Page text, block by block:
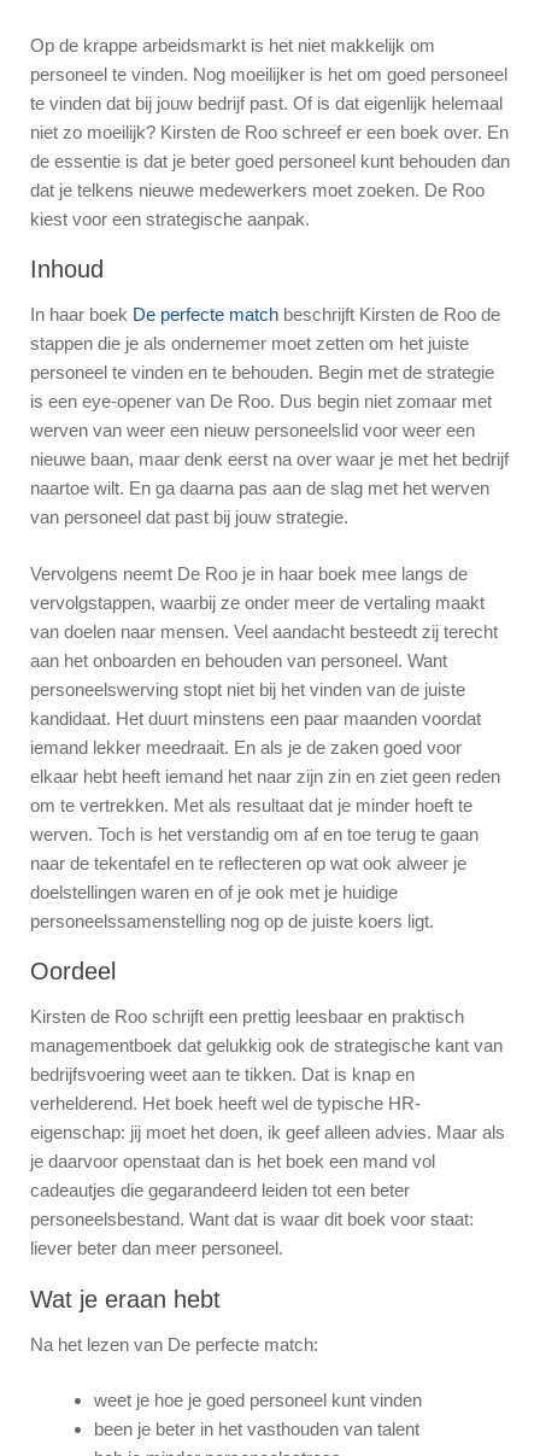
Op de krappe arbeidsmarkt is het niet makkelijk om
personeel te vinden. Nog moeilijker is het om goed personeel
te vinden dat bij jouw bedrijf past. Of is dat eigenlijk helemaal
niet zo moeilijk? Kirsten de Roo schreef er een boek over. En
de essentie is dat je beter goed personeel kunt behouden dan
dat je telkens nieuwe medewerkers moet zoeken. De Roo
kiest voor een strategische aanpak.
Inhoud
In haar boek De perfecte match beschrijft Kirsten de Roo de
stappen die je als ondernemer moet zetten om het juiste
personeel te vinden en te behouden. Begin met de strategie
is een eye-opener van De Roo. Dus begin niet zomaar met
werven van weer een nieuw personeelslid voor weer een
nieuwe baan, maar denk eerst na over waar je met het bedrijf
naartoe wilt. En ga daarna pas aan de slag met het werven
van personeel dat past bij jouw strategie.
Vervolgens neemt De Roo je in haar boek mee langs de
vervolgstappen, waarbij ze onder meer de vertaling maakt
van doelen naar mensen. Veel aandacht besteedt zij terecht
aan het onboarden en behouden van personeel. Want
personeelswerving stopt niet bij het vinden van de juiste
kandidaat. Het duurt minstens een paar maanden voordat
iemand lekker meedraait. En als je de zaken goed voor
elkaar hebt heeft iemand het naar zijn zin en ziet geen reden
om te vertrekken. Met als resultaat dat je minder hoeft te
werven. Toch is het verstandig om af en toe terug te gaan
naar de tekentafel en te reflecteren op wat ook alweer je
doelstellingen waren en of je ook met je huidige
personeelssamenstelling nog op de juiste koers ligt.
Oordeel
Kirsten de Roo schrijft een prettig leesbaar en praktisch
managementboek dat gelukkig ook de strategische kant van
bedrijfsvoering weet aan te tikken. Dat is knap en
verhelderend. Het boek heeft wel de typische HR-
eigenschap: jij moet het doen, ik geef alleen advies. Maar als
je daarvoor openstaat dan is het boek een mand vol
cadeautjes die gegarandeerd leiden tot een beter
personeelsbestand. Want dat is waar dit boek voor staat:
liever beter dan meer personeel.
Wat je eraan hebt
Na het lezen van De perfecte match:
weet je hoe je goed personeel kunt vinden
been je beter in het vasthouden van talent